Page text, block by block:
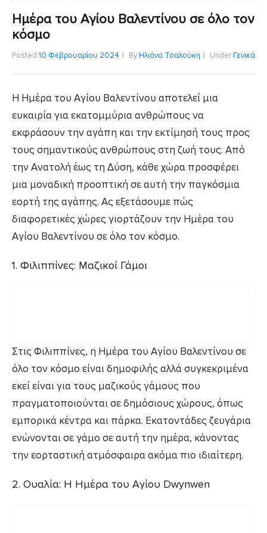
Ημέρα του Αγίου Βαλεντίνου σε όλο τον
κόσμο
Posted 10 Φεβρουαρίου 2024 ByΗλιάνα Τσαλούκη UnderΓενικά
Η Ημέρα του Αγίου Βαλεντίνου αποτελεί μια
ευκαιρία για εκατομμύρια ανθρώπους να
εκφράσουν την αγάπη και την εκτίμησή τους προς
τους σημαντικούς ανθρώπους στη ζωή τους. Από
την Ανατολή έως τη Δύση, κάθε χώρα προσφέρει
μια μοναδική προοπτική σε αυτή την παγκόσμια
εορτή της αγάπης. Ας εξετάσουμε πώς
διαφορετικές χώρες γιορτάζουν την Ημέρα του
Αγίου Βαλεντίνου σε όλο τον κόσμο.
1. Φιλιππίνες: Μαζικοί Γάμοι
Στις Φιλιππίνες, η Ημέρα του Αγίου Βαλεντίνου σε
όλο τον κόσμο είναι δημοφιλής αλλά συγκεκριμένα
εκεί είναι για τους μαζικούς γάμους που
πραγματοποιούνται σε δημόσιους χώρους, όπως
εμπορικά κέντρα και πάρκα. Εκατοντάδες ζευγάρια
ενώνονται σε γάμο σε αυτή την ημέρα, κάνοντας
την εορταστική ατμόσφαιρα ακόμα πιο ιδιαίτερη.
2. Ουαλία: Η Ημέρα του Αγίου Dwynwen